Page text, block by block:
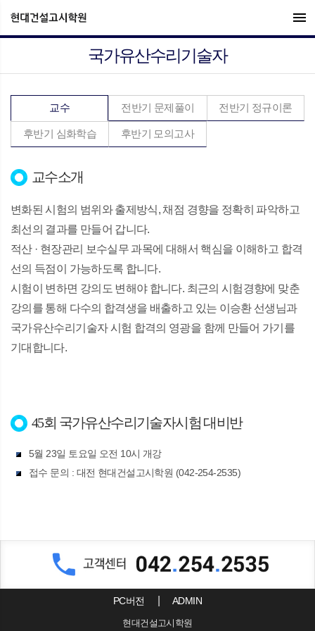
menu
국가유산수리기술자
교수 전반기 문제풀이 전반기 정규이론
후반기 심화학습 후반기 모의고사
교수소개
변화된 시험의 범위와 출제방식, 채점 경향을 정확히 파악하고
최선의 결과를 만들어 갑니다.
적산 · 현장관리 보수실무 과목에 대해서 핵심을 이해하고 합격
선의 득점이 가능하도록 합니다.
시험이 변하면 강의도 변해야 합니다. 최근의 시험경향에 맞춘
강의를 통해 다수의 합격생을 배출하고 있는 이승환 선생님과
국가유산수리기술자 시험 합격의 영광을 함께 만들어 가기를
기대합니다.
45회 국가유산수리기술자시험 대비반
5월 23일 토요일 오전 10시 개강
접수 문의 : 대전 현대건설고시학원 (042-254-2535)
PC버전 ADMIN
현대건설고시학원